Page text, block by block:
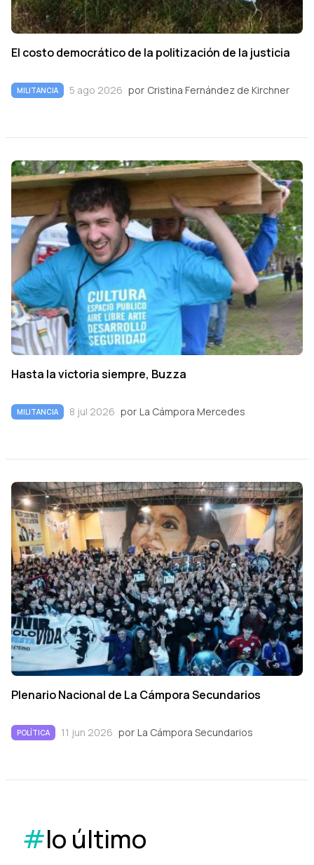
El costo democrático de la politización de la justicia
MILITANCIA 5 ago 2026 por Cristina Fernández de Kirchner
Hasta la victoria siempre, Buzza
MILITANCIA 8 jul 2026 por La Cámpora Mercedes
Plenario Nacional de La Cámpora Secundarios
POLÍTICA 11 jun 2026 por La Cámpora Secundarios
#lo último